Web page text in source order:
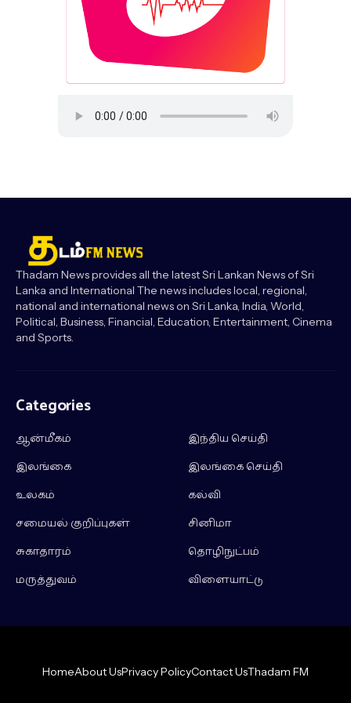
Thadam News provides all the latest Sri Lankan News of Sri
Lanka and International The news includes local, regional,
national and international news on Sri Lanka, India, World,
Political, Business, Financial, Education, Entertainment, Cinema
and Sports.
Categories
ஆன்மீகம்
இந்திய செய்தி
இலங்கை
இலங்கை செய்தி
உலகம்
கல்வி
சமையல் குறிப்புகள்
சினிமா
சுகாதாரம்
தொழிநுட்பம்
மருத்துவம்
விளையாட்டு
HomeAbout UsPrivacy PolicyContact UsThadam FM